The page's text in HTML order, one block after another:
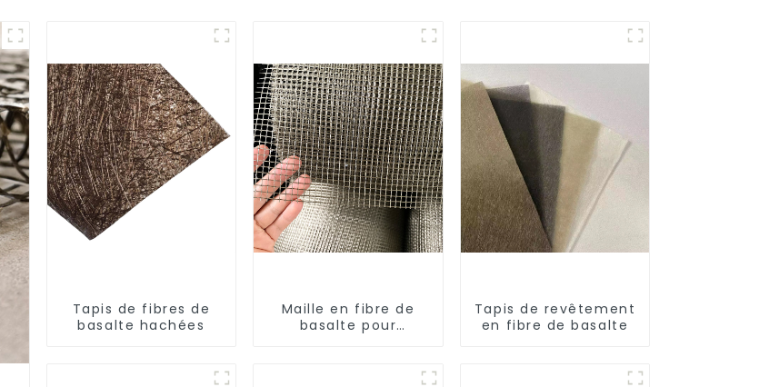
Tapis de fibres de
basalte hachées
Maille en fibre de
basalte pour
Tapis de revêtement
en fibre de basalte